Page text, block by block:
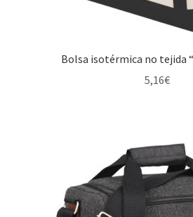
Bolsa isotérmica no tejida
5,16€